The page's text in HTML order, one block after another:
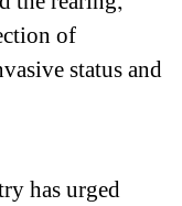
of
status and
has urged